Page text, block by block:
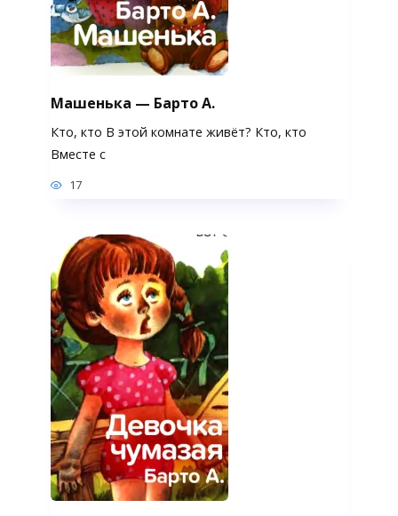
Машенька — Барто А.
Кто, кто В этой комнате живёт? Кто, кто
Вместе с
17